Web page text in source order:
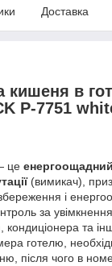
Доставка
кишеня в
P-7751
це енергоощадний
(вимикач),
і
за
та
готелю,
після чого в